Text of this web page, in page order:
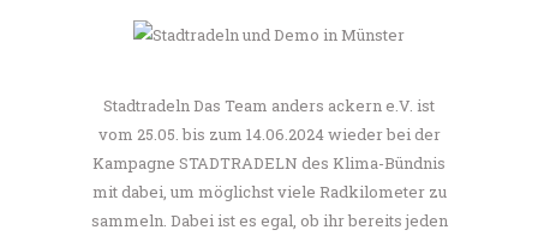
Stadtradeln Das Team anders ackern e.V. ist
vom 25.05. bis zum 14.06.2024 wieder bei der
Kampagne STADTRADELN des Klima-Bündnis
mit dabei, um möglichst viele Radkilometer zu
sammeln. Dabei ist es egal, ob ihr bereits jeden